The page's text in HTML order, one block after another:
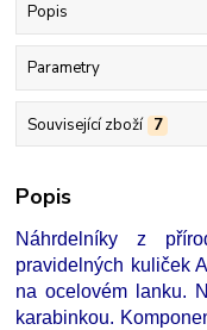
Popis
Parametry
Související zboží 7
Popis
Náhrdelníky z
pravidelných kuliček
na ocelovém lanku.
karabinkou.